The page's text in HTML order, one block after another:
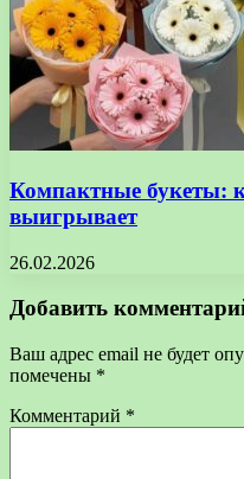
Компактные букеты:
выигрывает
26.02.2026
Добавить
Ваш адрес email не будет
помечены *
Комментарий *